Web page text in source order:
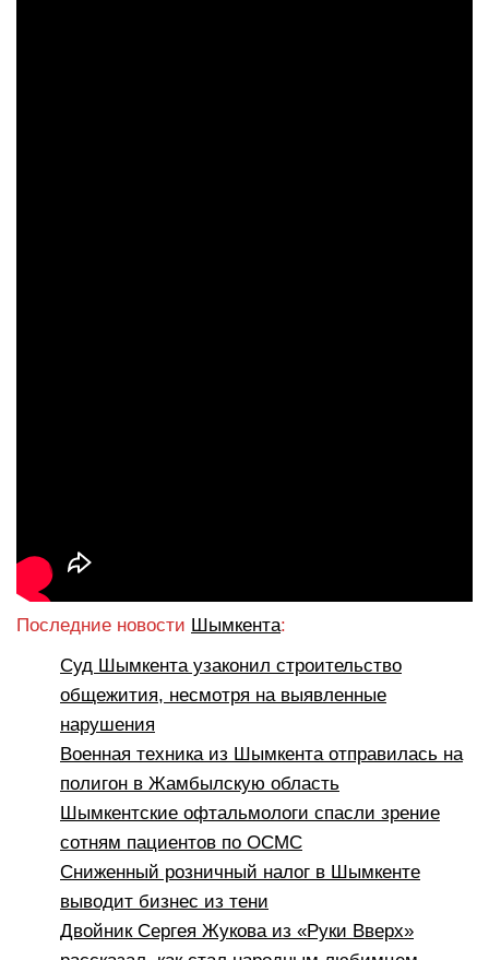
Последние новости Шымкента:
Суд Шымкента узаконил строительство
общежития, несмотря на выявленные
нарушения
Военная техника из Шымкента отправилась на
полигон в Жамбылскую область
Шымкентские офтальмологи спасли зрение
сотням пациентов по ОСМС
Сниженный розничный налог в Шымкенте
выводит бизнес из тени
Двойник Сергея Жукова из «Руки Вверх»